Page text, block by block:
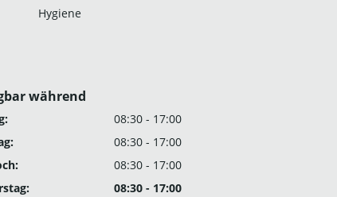
Hygiene
während
08:30 - 17:00
08:30 - 17:00
08:30 - 17:00
08:30 - 17:00